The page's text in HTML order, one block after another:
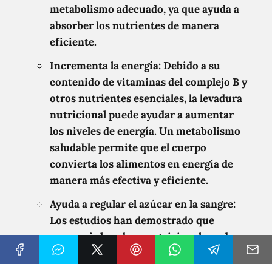
metabolismo adecuado, ya que ayuda a
absorber los nutrientes de manera
eficiente.
Incrementa la energía: Debido a su
contenido de vitaminas del complejo B y
otros nutrientes esenciales, la levadura
nutricional puede ayudar a aumentar
los niveles de energía. Un metabolismo
saludable permite que el cuerpo
convierta los alimentos en energía de
manera más efectiva y eficiente.
Ayuda a regular el azúcar en la sangre:
Los estudios han demostrado que
consumir levadura nutricional puede
ayudar a regular los niveles de azúcar en